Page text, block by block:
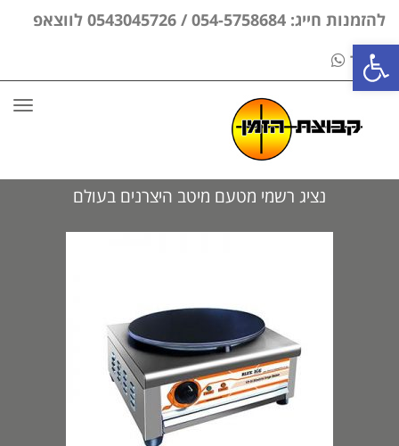
פתח סרגל נגישות
להזמנות חייג: 054-5758684 / 0543045726 לווצאפ
בלבד
נציג רשמי מטעם מיטב היצרנים בעולם